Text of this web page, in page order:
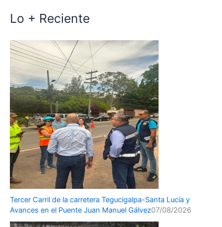
Lo + Reciente
Tercer Carril de la carretera Tegucigalpa-Santa Lucía y
Avances en el Puente Juan Manuel Gálvez07/08/2026